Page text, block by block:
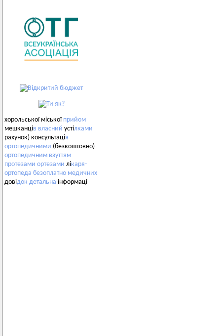
хорольської міської прийом
мешканців власний устілками
рахунок) консультація
ортопедичними (безкоштовно)
ортопедичним взуттям
протезами ортезами лікаря-
ортопеда безоплатно медичних
довідок детальна інформаці